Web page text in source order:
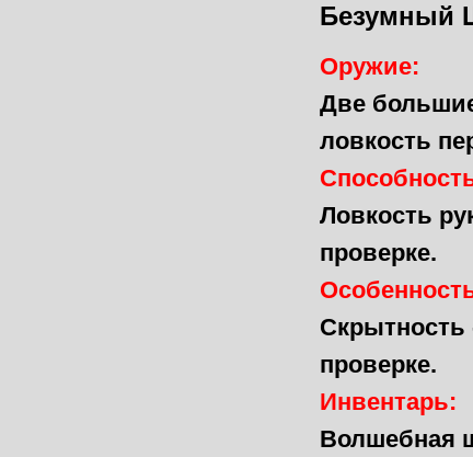
Безумный
Оружие:
Две
ловкость
Ловкость
проверке.
Скрытность
проверке.
Инвентарь:
Волшебная